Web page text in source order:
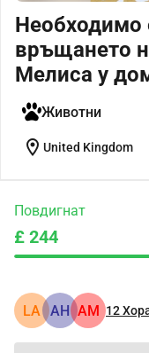
Необходимо
връщането
Мелиса у
Животни
location_on United Kingdom
Повдигнат
£ 244
LA АН AM 12